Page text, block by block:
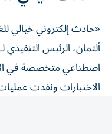
ألتمان، الرئيس التنفيذي
اصطناعي متخصصة في
الاختبارات ونفذت
دون علم أو إشراف